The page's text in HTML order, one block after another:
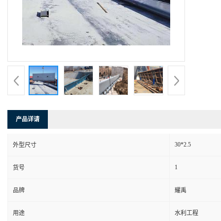
产品详请
外型尺寸 30*2.5
货号 1
品牌 耀禹
用途 水利工程